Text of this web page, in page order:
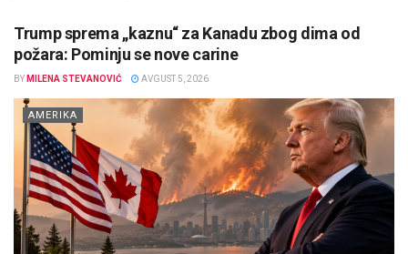
Trump sprema „kaznu“ za Kanadu zbog dima od
požara: Pominju se nove carine
BY MILENA STEVANOVIĆ AVGUST 5, 2026
AMERIKA